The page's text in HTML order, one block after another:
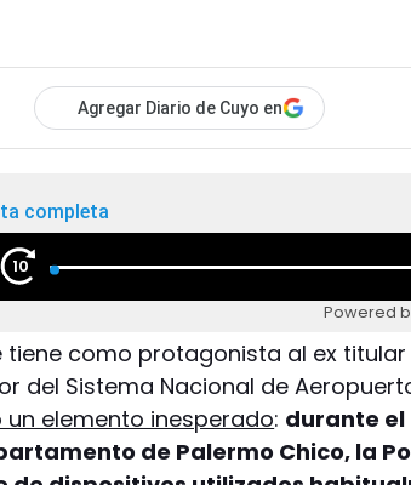
Agregar Diario de Cuyo en
completa
10
Powered
como protagonista al ex titular
del Sistema Nacional de
un elemento inesperado: durante
de Palermo Chico, la